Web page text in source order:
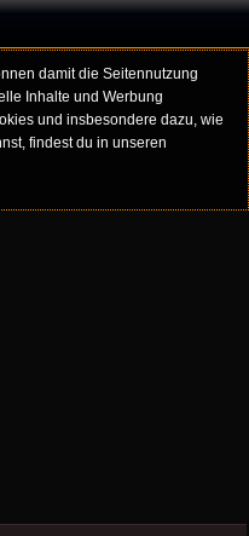
damit die Seitennutzung
Inhalte und Werbung
und insbesondere dazu, wie
findest du in unseren